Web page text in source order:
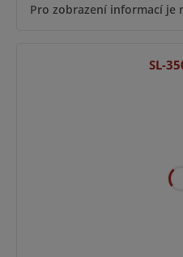
Pro zobrazení informací
SL-